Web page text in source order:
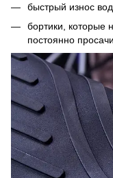
быстрый износ
бортики, которые
постоянно